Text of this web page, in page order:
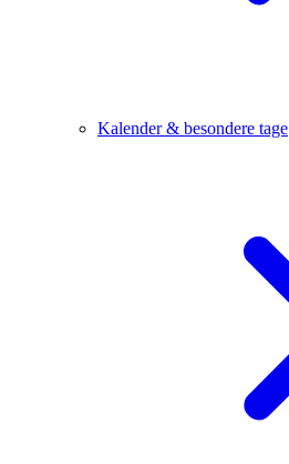
Kalender & besondere tage